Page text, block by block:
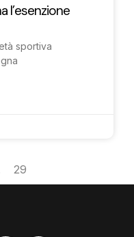
l’esenzione
sportiva
29